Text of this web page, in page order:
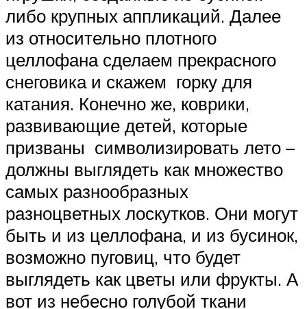
либо крупных аппликаций. Далее
из относительно плотного
целлофана сделаем прекрасного
снеговика и скажем горку для
катания. Конечно же, коврики,
развивающие детей, которые
призваны символизировать лето –
должны выглядеть как множество
самых разнообразных
разноцветных лоскутков. Они могут
быть и из целлофана, и из бусинок,
возможно пуговиц, что будет
выглядеть как цветы или фрукты. А
вот из небесно голубой ткани